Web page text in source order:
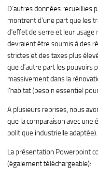
D’autres données recueillies
montrent d’une part que les
d’effet de serre et leur
devraient être soumis à des
strictes et des taxes plus
que d’autre part les pouvoirs
massivement dans la
l’habitat (besoin essentiel
A plusieurs reprises, nous
que la comparaison avec une
politique industrielle adaptée).
La présentation Powerpoint
(également téléchargeable):